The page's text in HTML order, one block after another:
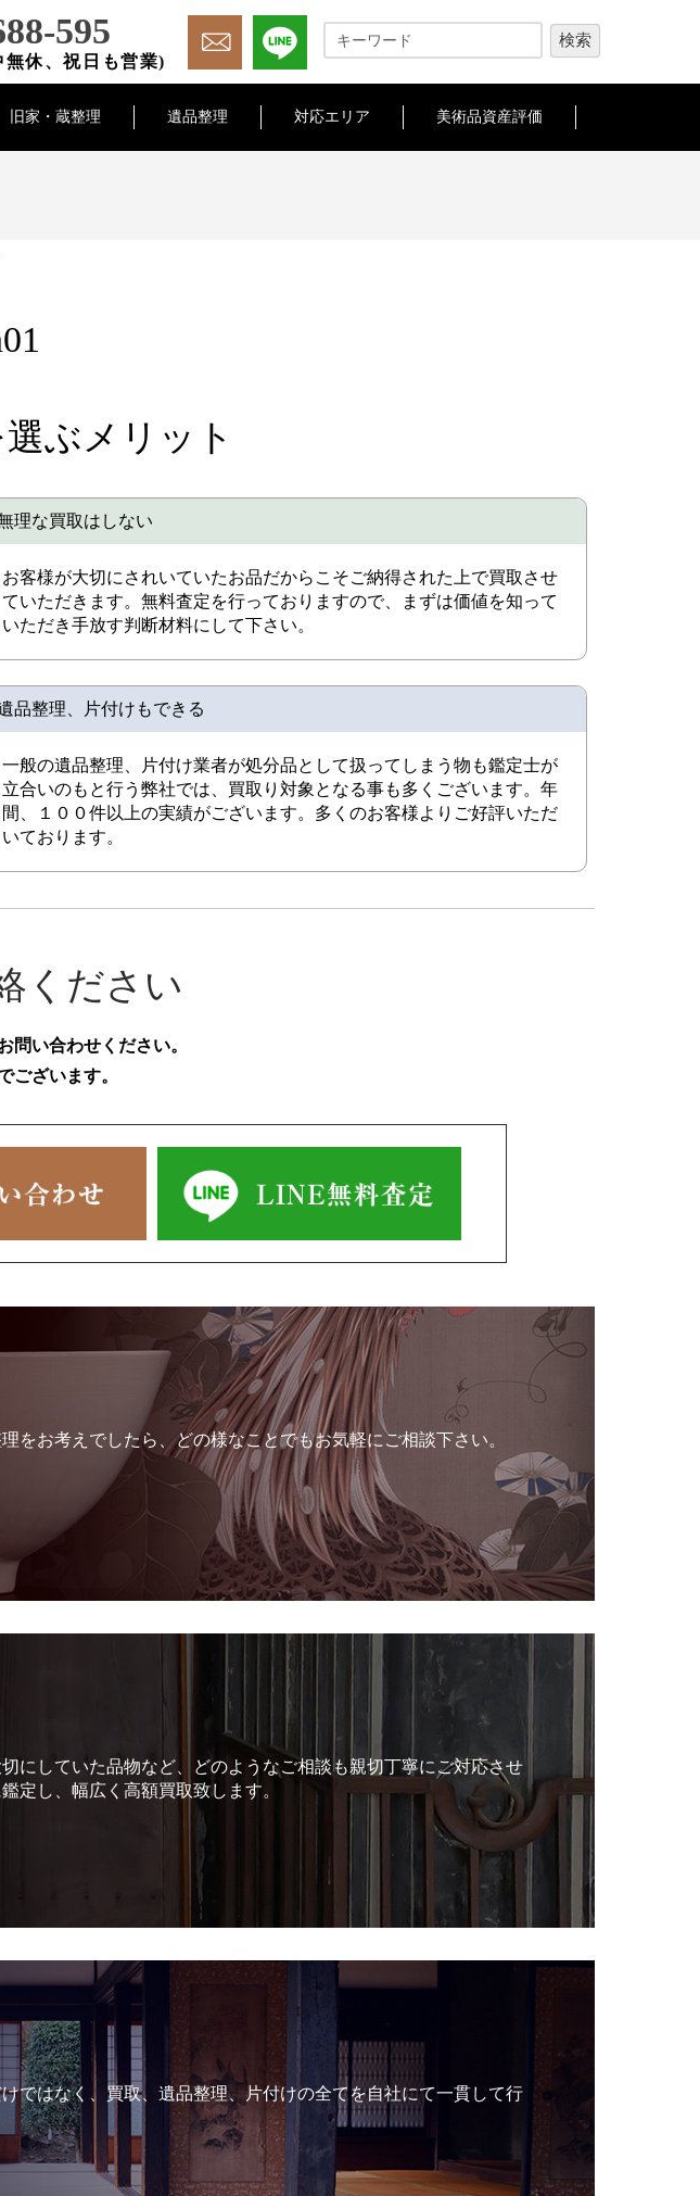
595
休、祝日も営業)
旧家・蔵整理 遺品整理 対応エリア 美術品資産評価
ぶメリット
理な買取はしない
お客様が大切にされいていたお品だからこそご納得された上で買取させ
ていただきます。無料査定を行っておりますので、まずは価値を知って
いただき手放す判断材料にして下さい。
品整理、片付けもできる
一般の遺品整理、片付け業者が処分品として扱ってしまう物も鑑定士が
立合いのもと行う弊社では、買取り対象となる事も多くございます。年
間、１００件以上の実績がございます。多くのお客様よりご好評いただ
いております。
ください
問い合わせください。
ございます。
お考えでしたら、どの様なことでもお気軽にご相談下さい。
にしていた品物など、どのようなご相談も親切丁寧にご対応させ
定し、幅広く高額買取致します。
ではなく、買取、遺品整理、片付けの全てを自社にて一貫して行